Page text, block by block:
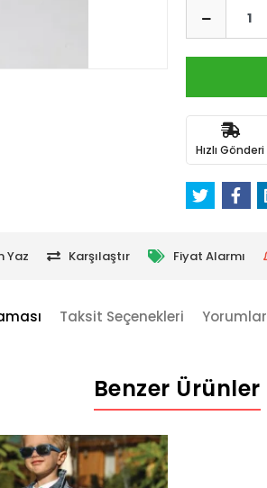
Hızlı Gönderi
Yaz Karşılaştır Fiyat Alarmı
Taksit Seçenekleri Yorumlar
Benzer Ürünler